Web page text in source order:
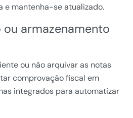
e mantenha-se atualizado.
ou armazenamento
ou não arquivar as notas
comprovação fiscal em
integrados para automatizar